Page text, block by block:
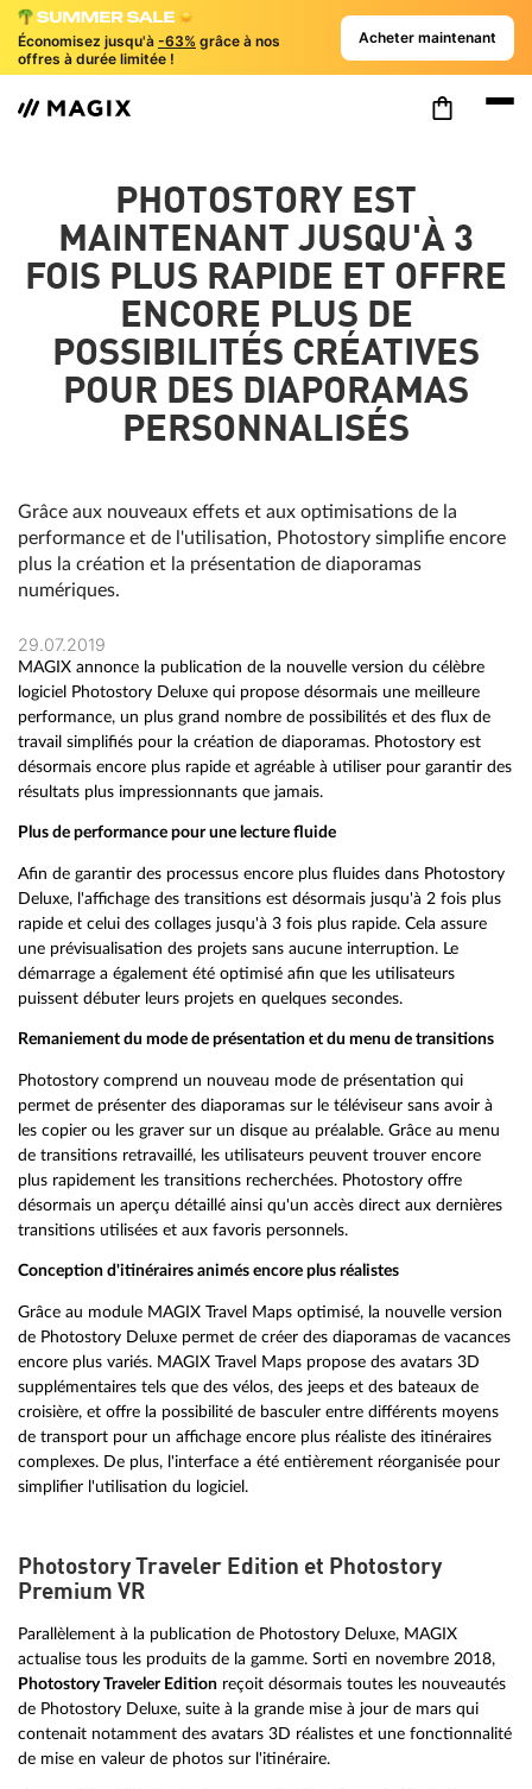
Économisez jusqu'à -63% grâce à nos
offres à durée limitée !
Acheter maintenant
PHOTOSTORY EST
MAINTENANT JUSQU'À 3
FOIS PLUS RAPIDE ET OFFRE
ENCORE PLUS DE
POSSIBILITÉS CRÉATIVES
POUR DES DIAPORAMAS
PERSONNALISÉS
Grâce aux nouveaux effets et aux optimisations de la
performance et de l'utilisation, Photostory simplifie encore
plus la création et la présentation de diaporamas
numériques.
29.07.2019
MAGIX annonce la publication de la nouvelle version du célèbre
logiciel Photostory Deluxe qui propose désormais une meilleure
performance, un plus grand nombre de possibilités et des flux de
travail simplifiés pour la création de diaporamas. Photostory est
désormais encore plus rapide et agréable à utiliser pour garantir des
résultats plus impressionnants que jamais.
Plus de performance pour une lecture fluide
Afin de garantir des processus encore plus fluides dans Photostory
Deluxe, l'affichage des transitions est désormais jusqu'à 2 fois plus
rapide et celui des collages jusqu'à 3 fois plus rapide. Cela assure
une prévisualisation des projets sans aucune interruption. Le
démarrage a également été optimisé afin que les utilisateurs
puissent débuter leurs projets en quelques secondes.
Remaniement du mode de présentation et du menu de transitions
Photostory comprend un nouveau mode de présentation qui
permet de présenter des diaporamas sur le téléviseur sans avoir à
les copier ou les graver sur un disque au préalable. Grâce au menu
de transitions retravaillé, les utilisateurs peuvent trouver encore
plus rapidement les transitions recherchées. Photostory offre
désormais un aperçu détaillé ainsi qu'un accès direct aux dernières
transitions utilisées et aux favoris personnels.
Conception d'itinéraires animés encore plus réalistes
Grâce au module MAGIX Travel Maps optimisé, la nouvelle version
de Photostory Deluxe permet de créer des diaporamas de vacances
encore plus variés. MAGIX Travel Maps propose des avatars 3D
supplémentaires tels que des vélos, des jeeps et des bateaux de
croisière, et offre la possibilité de basculer entre différents moyens
de transport pour un affichage encore plus réaliste des itinéraires
complexes. De plus, l'interface a été entièrement réorganisée pour
simplifier l'utilisation du logiciel.
Photostory Traveler Edition et Photostory
Premium VR
Parallèlement à la publication de Photostory Deluxe, MAGIX
actualise tous les produits de la gamme. Sorti en novembre 2018,
Photostory Traveler Edition reçoit désormais toutes les nouveautés
de Photostory Deluxe, suite à la grande mise à jour de mars qui
contenait notamment des avatars 3D réalistes et une fonctionnalité
de mise en valeur de photos sur l'itinéraire.